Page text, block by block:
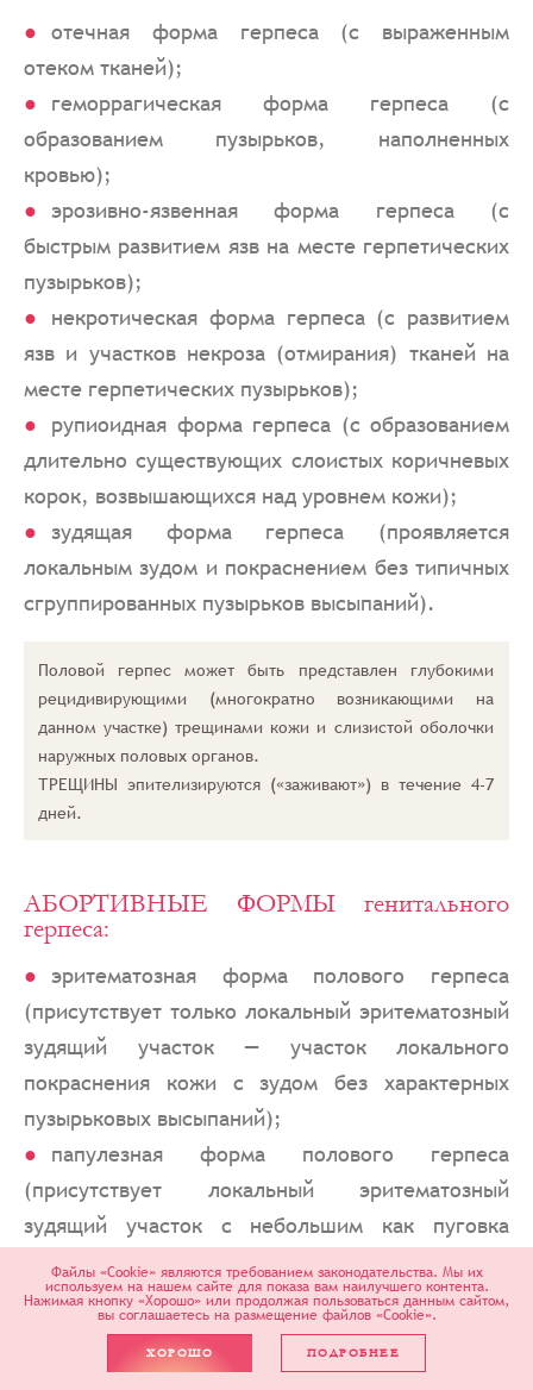
отечная форма герпеса (с выраженным
отеком тканей);
геморрагическая форма герпеса (с
образованием пузырьков, наполненных
кровью);
эрозивно-язвенная форма герпеса (с
быстрым развитием язв на месте герпетических
пузырьков);
некротическая форма герпеса (с развитием
язв и участков некроза (отмирания) тканей на
месте герпетических пузырьков);
рупиоидная форма герпеса (с образованием
длительно существующих слоистых коричневых
корок, возвышающихся над уровнем кожи);
зудящая форма герпеса (проявляется
локальным зудом и покраснением без типичных
сгруппированных пузырьков высыпаний).
Половой герпес может быть представлен глубокими
рецидивирующими (многократно возникающими на
данном участке) трещинами кожи и слизистой оболочки
наружных половых органов.
ТРЕЩИНЫ эпителизируются («заживают») в течение 4-7
дней.
АБОРТИВНЫЕ ФОРМЫ генитального
герпеса:
эритематозная форма полового герпеса
(присутствует только локальный эритематозный
зудящий участок — участок локального
покраснения кожи с зудом без характерных
пузырьковых высыпаний);
папулезная форма полового герпеса
(присутствует локальный эритематозный
зудящий участок с небольшим как пуговка
возвышением кожи без характерных
пузырьковых высыпаний);
пруриго-невротическая форма генитального
герпеса (проявляется болью по ходу нервных
Файлы «Cookie» являются требованием законодательства. Мы их
используем на нашем сайте для показа вам наилучшего контента.
Нажимая кнопку «Хорошо» или продолжая пользоваться данным сайтом,
вы соглашаетесь на размещение файлов «Cookie».
ХОРОШО ПОДРОБНЕЕ